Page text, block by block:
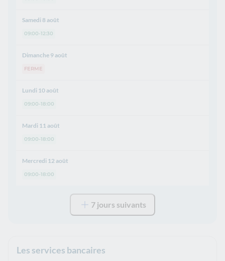
Samedi 8 août
09:00-12:30
Dimanche 9 août
FERME
Lundi 10 août
09:00-18:00
Mardi 11 août
09:00-18:00
Mercredi 12 août
09:00-18:00
7 jours suivants
Les services bancaires